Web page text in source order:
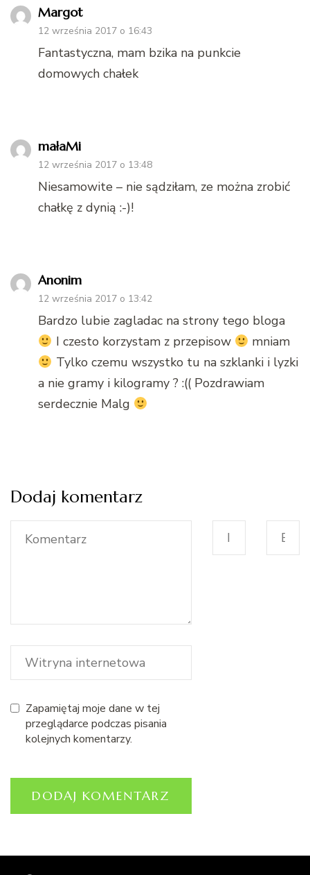
Margot
12 września 2017 o 16:43
Fantastyczna, mam bzika na punkcie
domowych chałek
małaMi
12 września 2017 o 13:48
Niesamowite – nie sądziłam, ze można zrobić
chałkę z dynią :-)!
Anonim
12 września 2017 o 13:42
Bardzo lubie zagladac na strony tego bloga
I czesto korzystam z przepisow
mniam
Tylko czemu wszystko tu na szklanki i lyzki
a nie gramy i kilogramy ? :(( Pozdrawiam
serdecznie Malg
Dodaj komentarz
Zapamiętaj moje dane w tej
przeglądarce podczas pisania
kolejnych komentarzy.